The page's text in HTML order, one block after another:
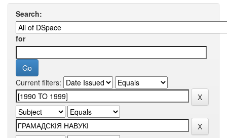
Search:
for
Current filters: